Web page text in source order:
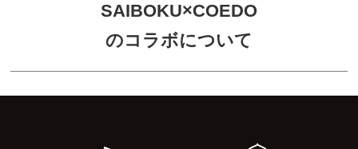
SAIBOKU×COEDO
のコラボについて